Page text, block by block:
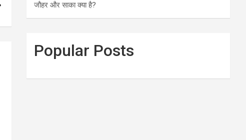
जौहर और साका क्या है?
Popular Posts